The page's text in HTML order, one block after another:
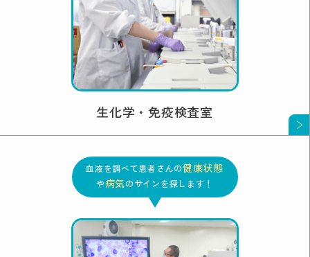
生化学・免疫検査室
血液を調べて患者さんの健康状態
や病気のサインを探します！